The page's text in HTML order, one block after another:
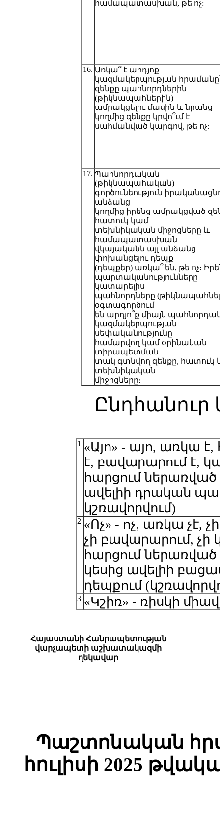
համապատասխան, թե ոչ:
16. Առկա՞ է արդյոք
կազմակերպության
զենքը պահնորդներին
(թիկնապահներին)
ամրակցելու մասին և նրանց
կողմից զենքը կրվո՞ւմ է
սահմանված կարգով, թե ոչ:
17. Պահնորդական
(թիկնապահական)
գործունեություն
անձանց
կողմից իրենց ամրակցված
հատուկ կամ
տեխնիկական միջոցները և
համապատասխան
վկայականն այլ անձանց
փոխանցելու դեպք
(դեպքեր) առկա՞ են, թե ոչ։
պարտականությունները
կատարելիս
պահնորդները
օգտագործում
են արդյո՞ք միայն
կազմակերպության
սեփականությունը
համարվող կամ օրինական
տիրապետման
տակ գտնվող զենքը, հատուկ
տեխնիկական
միջոցները։
Ընդհանուր
1. «Այո» - այո, առկա
է, բավարարում է,
հարցում
ավելիի դրական
կշռավորվում)
2. «Ոչ» - ոչ, առկա
չի բավարարում, չի
հարցում
կեսից ավելիի
դեպքում
3. «Կշիռ» - ռիսկի
Հայաստանի Հանրապետության
վարչապետի աշխատակազմի
ղեկավար
Պաշտոնական
հուլիսի 2025